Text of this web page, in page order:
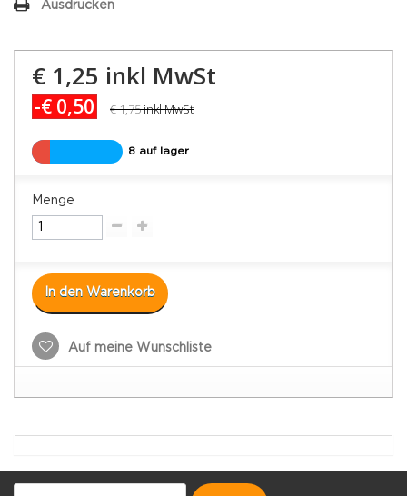
Ausdrucken
€ 1,25 inkl MwSt
-€ 0,50 € 1,75inkl MwSt
8 auf lager
Menge
In den Warenkorb
Auf meine Wunschliste